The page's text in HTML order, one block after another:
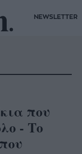
NEWSLETTER
που
- Το